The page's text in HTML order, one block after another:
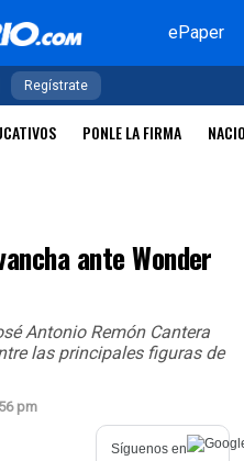
ePaper
Regístrate
PONLE LA FIRMA
ante Wonder
Antonio Remón Cantera
las principales figuras de
pm
Síguenos en